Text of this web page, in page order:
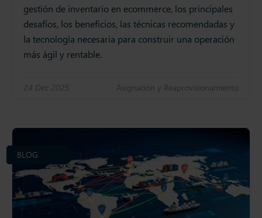
gestión de inventario en ecommerce, los principales
desafíos, los beneficios, las técnicas recomendadas y
la tecnología necesaria para construir una operación
más ágil y rentable.
24 Dec 2025 Asignación y Reaprovisionamiento
BLOG